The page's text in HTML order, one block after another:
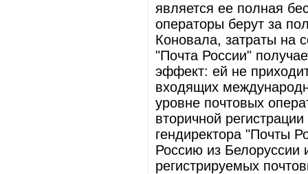
является ее полная
операторы берут за
Коновала, затраты на
"Почта России"
эффект: ей не
входящих
уровне почтовых
вторичной
гендиректора "Почты
Россию из Белоруссии
регистрируемых